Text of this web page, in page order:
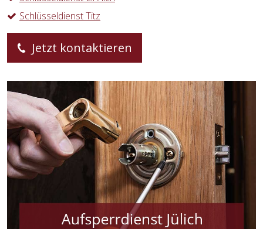
Schlüsseldienst Titz
Jetzt kontaktieren